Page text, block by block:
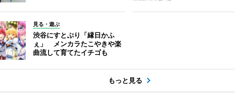
見る・遊ぶ
渋谷にすとぷり「縁日かふ
ぇ」 メンカラたこやきや楽
曲流して育てたイチゴも
もっと見る